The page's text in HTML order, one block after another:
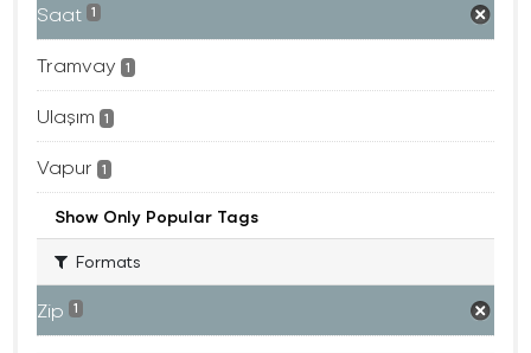
Saat 1
Tramvay 1
Ulaşım 1
Vapur 1
Show Only Popular Tags
Formats
Zip 1